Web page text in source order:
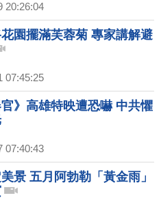
20:26:04
園擺滿芙蓉菊 專家講解避
07:45:25
官》高雄特映遭恐嚇 中共懼
07:40:43
景 五月阿勃勒「黃金雨」